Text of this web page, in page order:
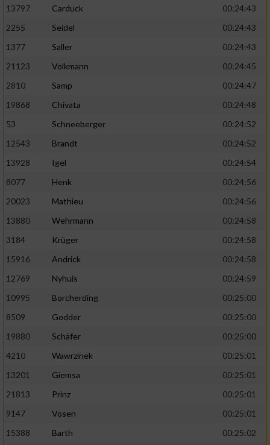
13797
Carduck
00:24:43
2255
Seidel
00:24:43
1377
Saller
00:24:43
21123
Volkmann
00:24:45
2810
Samp
00:24:47
19868
Chivata
00:24:48
53
Schneeberger
00:24:52
12543
Brandt
00:24:52
13928
Igel
00:24:54
8077
Henk
00:24:56
20023
Mathieu
00:24:56
13880
Wehrmann
00:24:58
3184
Krüger
00:24:58
15916
Andrick
00:24:58
12769
Nyhuis
00:24:59
10995
Borcherding
00:25:00
8509
Godder
00:25:00
19880
Schäfer
00:25:00
4210
Wawrzinek
00:25:01
13201
Giemsa
00:25:01
21813
Prinz
00:25:01
9147
Vosen
00:25:01
15388
Barth
00:25:02